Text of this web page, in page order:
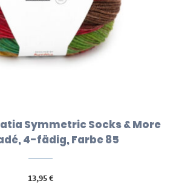
Symmetric Socks & More
4-fädig, Farbe 85
13,95€